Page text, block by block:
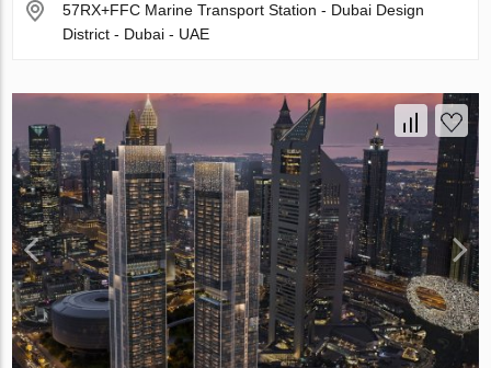
57RX+FFC Marine Transport Station - Dubai Design
District - Dubai - UAE